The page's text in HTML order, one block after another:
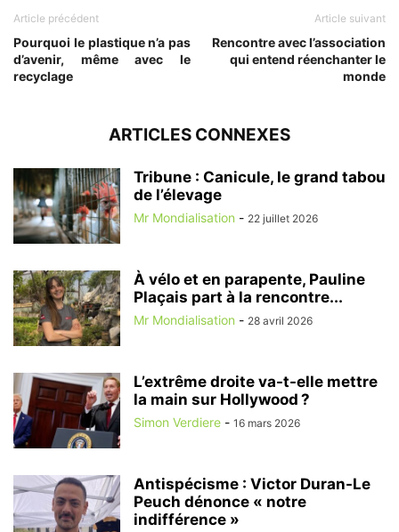
Article précédent
Pourquoi le plastique n’a pas
d’avenir, même avec le
recyclage
Article suivant
Rencontre avec l’association
qui entend réenchanter le
monde
ARTICLES CONNEXES
Tribune : Canicule, le grand tabou
de l’élevage
Mr Mondialisation - 22 juillet 2026
À vélo et en parapente, Pauline
Plaçais part à la rencontre...
Mr Mondialisation - 28 avril 2026
L’extrême droite va-t-elle mettre
la main sur Hollywood ?
Simon Verdiere - 16 mars 2026
Antispécisme : Victor Duran-Le
Peuch dénonce « notre
indifférence »